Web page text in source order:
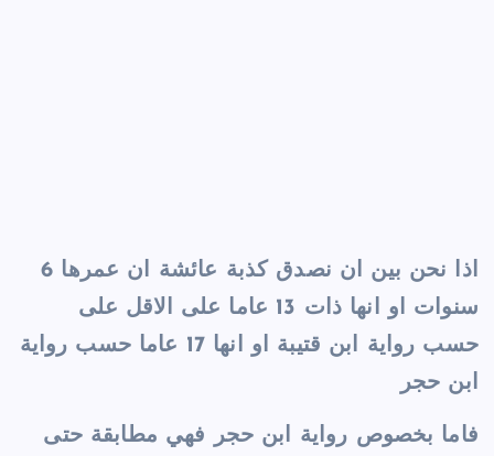
اذا نحن بين ان نصدق كذبة عائشة ان عمرها 6
سنوات او انها ذات 13 عاما على الاقل على
حسب رواية ابن قتيبة او انها 17 عاما حسب رواية
ابن حجر
فاما بخصوص رواية ابن حجر فهي مطابقة حتى